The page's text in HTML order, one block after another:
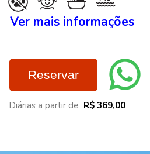
Ver mais informações
Reservar
Diárias a partir de R$ 369,00